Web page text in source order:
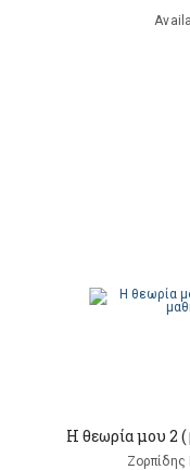
Η θεωρία μου 2 (
Ζορπίδης